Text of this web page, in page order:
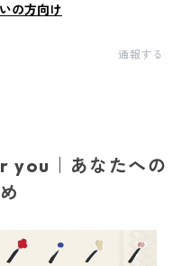
の方向け
通報する
｜あなたへの